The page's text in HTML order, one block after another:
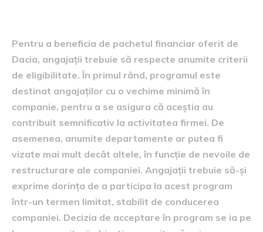
Pentru a beneficia de pachetul financiar oferit de
Dacia, angajații trebuie să respecte anumite criterii
de eligibilitate. În primul rând, programul este
destinat angajaților cu o vechime minimă în
companie, pentru a se asigura că aceștia au
contribuit semnificativ la activitatea firmei. De
asemenea, anumite departamente ar putea fi
vizate mai mult decât altele, în funcție de nevoile de
restructurare ale companiei. Angajații trebuie să-și
exprime dorința de a participa la acest program
într-un termen limitat, stabilit de conducerea
companiei. Decizia de acceptare în program se ia pe